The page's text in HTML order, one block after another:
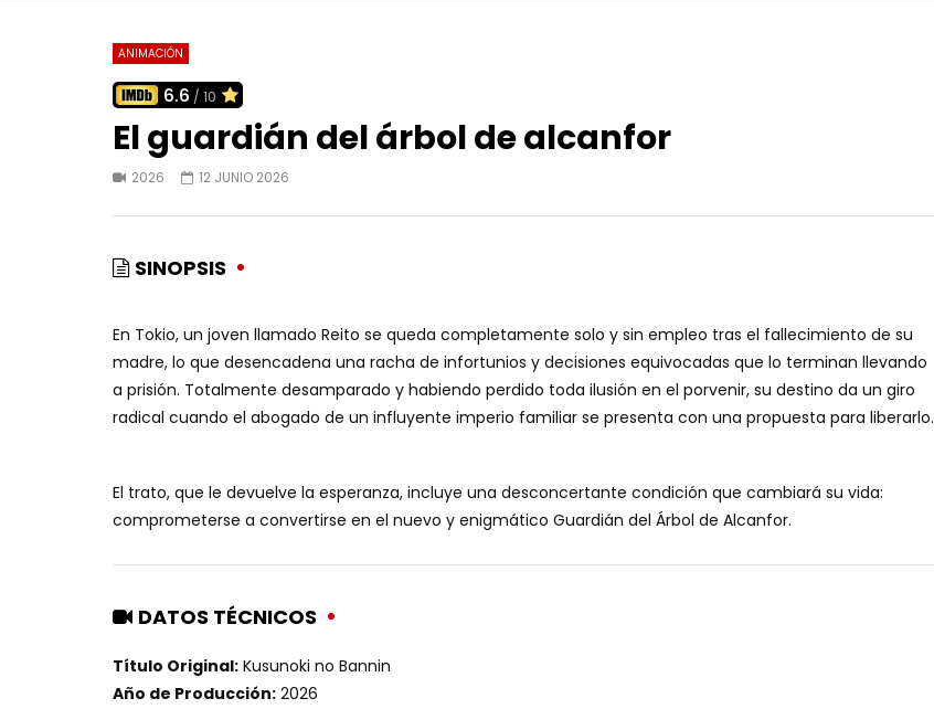
ANIMACIÓN
6.6 / 10
El guardián del árbol de alcanfor
2026 12 JUNIO 2026
SINOPSIS
En Tokio, un joven llamado Reito se queda completamente solo y sin empleo tras el fallecimiento de su
madre, lo que desencadena una racha de infortunios y decisiones equivocadas que lo terminan llevando
a prisión. Totalmente desamparado y habiendo perdido toda ilusión en el porvenir, su destino da un giro
radical cuando el abogado de un influyente imperio familiar se presenta con una propuesta para liberarlo.
El trato, que le devuelve la esperanza, incluye una desconcertante condición que cambiará su vida:
comprometerse a convertirse en el nuevo y enigmático Guardián del Árbol de Alcanfor.
DATOS TÉCNICOS
Título Original: Kusunoki no Bannin
Año de Producción: 2026